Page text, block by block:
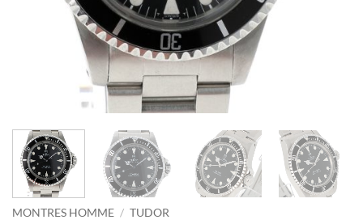
MONTRES HOMME / TUDOR